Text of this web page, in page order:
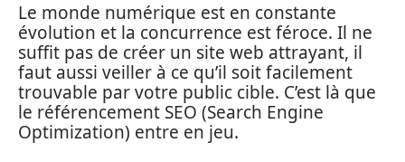
Le monde numérique est en constante
évolution et la concurrence est féroce. Il ne
suffit pas de créer un site web attrayant, il
faut aussi veiller à ce qu’il soit facilement
trouvable par votre public cible. C’est là que
le référencement SEO (Search Engine
Optimization) entre en jeu.